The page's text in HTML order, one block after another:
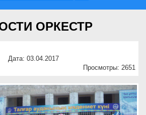
ОРКЕСТР
Дата: 03.04.2017
Просмотры: 2651